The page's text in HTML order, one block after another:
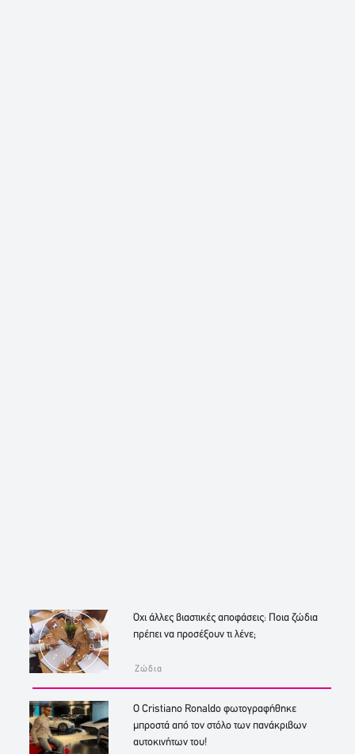
Όχι άλλες βιαστικές αποφάσεις: Ποια ζώδια
πρέπει να προσέξουν τι λένε;
Ζώδια
Ο Cristiano Ronaldo φωτογραφήθηκε
μπροστά από τον στόλο των πανάκριβων
αυτοκινήτων του!